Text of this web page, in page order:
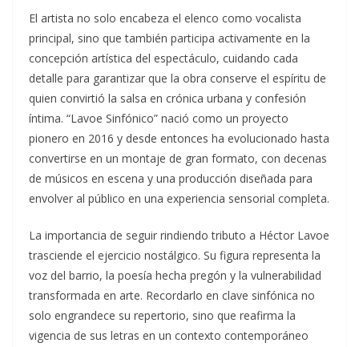
El artista no solo encabeza el elenco como vocalista
principal, sino que también participa activamente en la
concepción artística del espectáculo, cuidando cada
detalle para garantizar que la obra conserve el espíritu de
quien convirtió la salsa en crónica urbana y confesión
íntima. “Lavoe Sinfónico” nació como un proyecto
pionero en 2016 y desde entonces ha evolucionado hasta
convertirse en un montaje de gran formato, con decenas
de músicos en escena y una producción diseñada para
envolver al público en una experiencia sensorial completa.
La importancia de seguir rindiendo tributo a Héctor Lavoe
trasciende el ejercicio nostálgico. Su figura representa la
voz del barrio, la poesía hecha pregón y la vulnerabilidad
transformada en arte. Recordarlo en clave sinfónica no
solo engrandece su repertorio, sino que reafirma la
vigencia de sus letras en un contexto contemporáneo